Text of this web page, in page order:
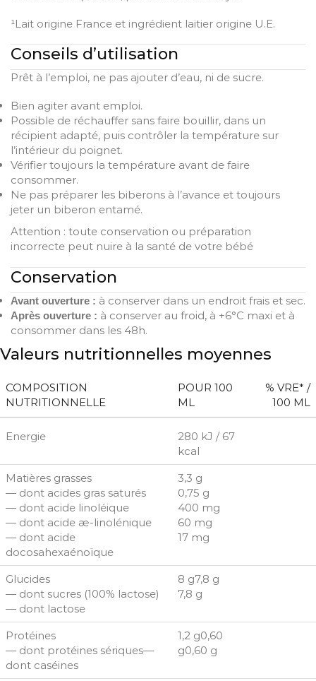
¹Lait origine France et ingrédient laitier origine U.E.
Conseils d’utilisation
Prêt à l’emploi, ne pas ajouter d’eau, ni de sucre.
Bien agiter avant emploi.
Possible de réchauffer sans faire bouillir, dans un
récipient adapté, puis contrôler la température sur
l’intérieur du poignet.
Vérifier toujours la température avant de faire
consommer.
Ne pas préparer les biberons à l’avance et toujours
jeter un biberon entamé.
Attention : toute conservation ou préparation
incorrecte peut nuire à la santé de votre bébé
Conservation
Avant ouverture : à conserver dans un endroit frais et sec.
Après ouverture : à conserver au froid, à +6°C maxi et à
consommer dans les 48h.
Valeurs nutritionnelles moyennes
COMPOSITION
NUTRITIONNELLE
POUR 100
ML
% VRE* /
100 ML
Energie
280 kJ / 67
kcal
Matières grasses
— dont acides gras saturés
— dont acide linoléique
— dont acide æ-linolénique
— dont acide
docosahexaénoïque
3,3 g
0,75 g
400 mg
60 mg
17 mg
Glucides
— dont sucres (100% lactose)
— dont lactose
8 g7,8 g
7,8 g
Protéines
— dont protéines sériques—
dont caséines
1,2 g0,60
g0,60 g